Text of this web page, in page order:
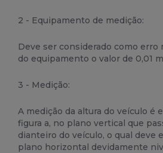
2 - Equipamento de medição:
Deve ser considerado como erro
do equipamento o valor de 0,01
3 - Medição:
A medição da altura do veículo é
figura a, no plano vertical que
dianteiro do veículo, o qual deve
plano horizontal devidamente